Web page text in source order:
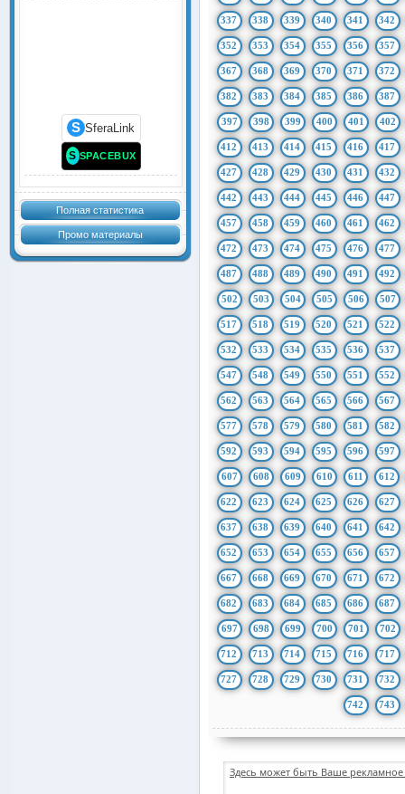
S SferaLink
S SPACEBUX
Полная статистика
Промо материалы
337 338 339 340 341 342
352 353 354 355 356 357
367 368 369 370 371 372
382 383 384 385 386 387
397 398 399 400 401 402
412 413 414 415 416 417
427 428 429 430 431 432
442 443 444 445 446 447
457 458 459 460 461 462
472 473 474 475 476 477
487 488 489 490 491 492
502 503 504 505 506 507
517 518 519 520 521 522
532 533 534 535 536 537
547 548 549 550 551 552
562 563 564 565 566 567
577 578 579 580 581 582
592 593 594 595 596 597
607 608 609 610 611 612
622 623 624 625 626 627
637 638 639 640 641 642
652 653 654 655 656 657
667 668 669 670 671 672
682 683 684 685 686 687
697 698 699 700 701 702
712 713 714 715 716 717
727 728 729 730 731 732
742 743
Здесь может быть Ваше